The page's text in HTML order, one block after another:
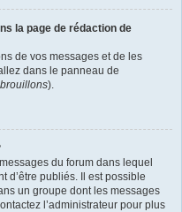
la page de rédaction de
de vos messages et de les
dans le panneau de
).
du forum dans lequel
d’être publiés. Il est possible
un groupe dont les messages
l’administrateur pour plus